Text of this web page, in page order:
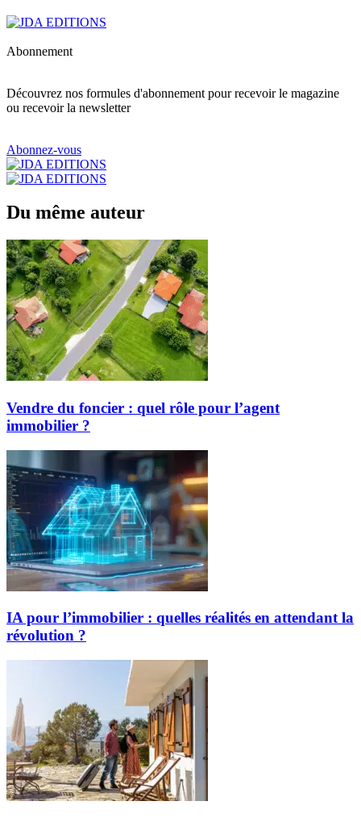
Abonnement
Découvrez nos formules d'abonnement pour recevoir le magazine
ou recevoir la newsletter
Abonnez-vous
Du même auteur
Vendre du foncier : quel rôle pour l’agent
immobilier ?
IA pour l’immobilier : quelles réalités en attendant la
révolution ?